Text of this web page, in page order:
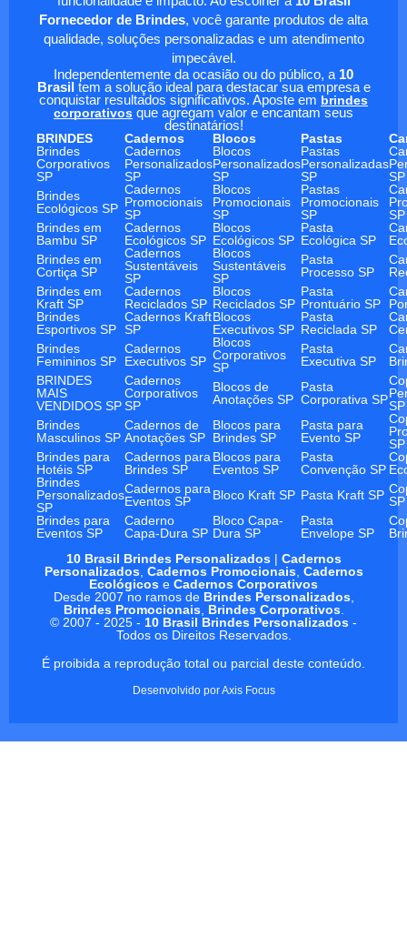
Fornecedor de Brindes, você garante produtos de alta
qualidade, soluções personalizadas e um atendimento
impecável.
Independentemente da ocasião ou do público, a 10
Brasil tem a solução ideal para destacar sua empresa e
conquistar resultados significativos. Aposte em brindes
corporativos que agregam valor e encantam seus
destinatários!
BRINDES
Cadernos Blocos Pastas
Brindes
Corporativos
SP
Cadernos
Personalizados
SP
Blocos
Personalizados
SP
Pastas
Personalizadas
SP
SP
Brindes
Ecológicos SP
Cadernos
Promocionais
SP
Blocos
Promocionais
SP
Pastas
Promocionais
SP
SP
Brindes em
Bambu SP
Cadernos
Ecológicos SP
Blocos
Ecológicos SP
Pasta
Ecológica SP
Brindes em
Cortiça SP
Cadernos
Sustentáveis
SP
Blocos
Sustentáveis
SP
Pasta
Processo SP
Brindes em
Kraft SP
Cadernos
Reciclados SP
Blocos
Reciclados SP
Pasta
Prontuário SP
Brindes
Esportivos SP
Cadernos Kraft
SP
Blocos
Executivos SP
Pasta
Reciclada SP
Brindes
Femininos SP
Cadernos
Executivos SP
Blocos
Corporativos
SP
Pasta
Executiva SP
BRINDES
MAIS
VENDIDOS SP
Cadernos
Corporativos
SP
Blocos de
Anotações SP
Pasta
Corporativa SPSP
Brindes
Masculinos SP
Cadernos de
Anotações SP
Blocos para
Brindes SP
Pasta para
Evento SP
SP
Brindes para
Hotéis SP
Cadernos para
Brindes SP
Blocos para
Eventos SP
Pasta
Convenção SP
Brindes
Personalizados
SP
Cadernos para
Eventos SP
Bloco Kraft SP Pasta Kraft SP SP
Brindes para
Eventos SP
Caderno
Capa-Dura SP
Bloco Capa-
Dura SP
Pasta
Envelope SP
10 Brasil Brindes Personalizados| Cadernos
Personalizados, Cadernos Promocionais, Cadernos
Ecológicos e Cadernos Corporativos
Desde 2007 no ramos de Brindes Personalizados,
Brindes Promocionais, Brindes Corporativos.
© 2007 - 2025 - 10 Brasil Brindes Personalizados -
Todos os Direitos Reservados.
É proibida a reprodução total ou parcial deste conteúdo.
Desenvolvido porAxis Focus